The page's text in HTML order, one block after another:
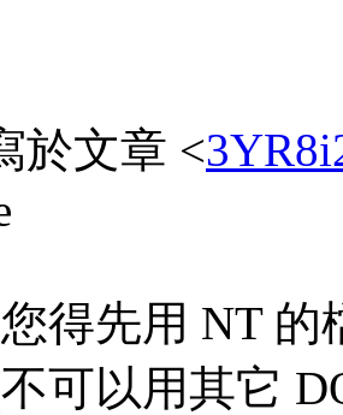
於文章 <
得先用 NT 的
可以用其它